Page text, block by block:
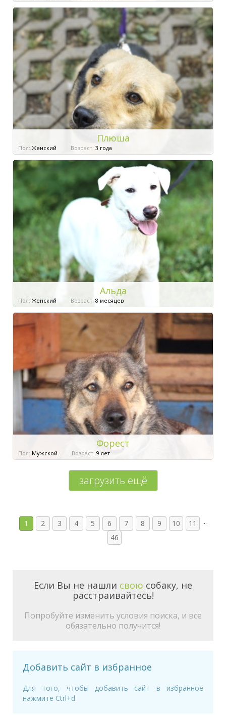
Плюша
Пол: Женский Возраст: 3 года
Альда
Пол: Женский Возраст: 8 месяцев
Форест
Пол: Мужской Возраст: 9 лет
загрузить ещё
1 2 3 4 5 6 7 8 9 10 11
...
46
Если Вы не нашли свою собаку, не
расстраивайтесь!
Попробуйте изменить условия поиска, и все
обязательно получится!
Добавить сайт в избранное
Для того, чтобы добавить сайт в избранное
нажмите Ctrl+d